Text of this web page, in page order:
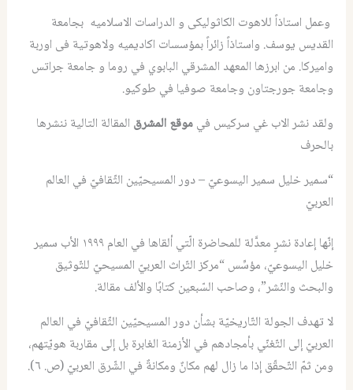
وعمل استاذاً للاهوت الكاثوليكى و الدراسات الاسلاميه بجامعة
القديس يوسف. واستاذاً زائراً بمؤسسات اكاديميه ولاهوتية فى اوربة
واميركا. من ابرزها المعهد المشرقي البابوي في روما و جامعة جراتس
وجامعة جورجتاون وجامعة صوفيا في طوكيو.
ولقد نشر الاب غي سركيس فيموقع المشرق المقالة التالية ننشرها
بالحرف
“سمير خليل سمير اليسوعيّ – دور المسيحيّين الثّقافيّ في العالم
العربيّ
إنّها إعادة نشرٍ معدَّلة للمحاضرة الّتي ألقاها في العام ١٩٩٩ الأب سمير
خليل اليسوعيّ، مؤسِّس “مركز التّراث العربيّ المسيحيّ للتّوثيق
والبحث والنّشر”، وصاحب السّبعين كتابًا والألف مقالة.
لا تهدف الجولة التّاريخيّة بشأن دور المسيحيّين الثّقافيّ في العالم
العربيّ إلى التّغنّي بأمجادهم في الأزمنة الغابرة بل إلى مقاربة هويّتهم،
ومن ثمّ التّحقّق إذا ما زال لهم مكانٌ ومكانةٌ في الشّرق العربيّ (ص. ٦).